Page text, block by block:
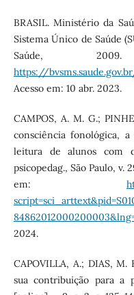
BRASIL. Ministério da
Sistema Único de Saúde
Saúde,
https://
Acesso em: 10 abr. 2023.
CAMPOS, A. M. G.;
consciência fonológica,
leitura de alunos com
psicopedag., São Paulo, v.
em:
2024.
CAPOVILLA, A.; DIAS,
sua contribuição para a